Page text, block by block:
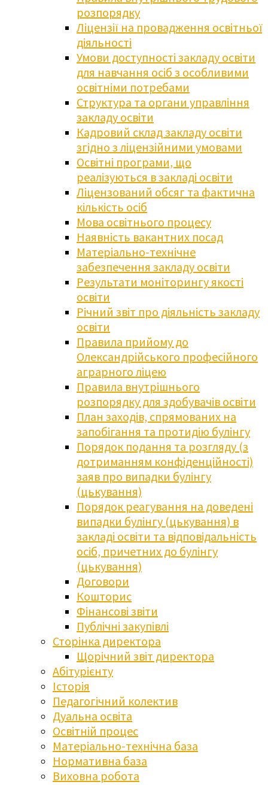
розпорядку
Ліцензії на провадження освітньої
діяльності
Умови доступності закладу освіти
для навчання осіб з особливими
освітніми потребами
Структура та органи управління
закладу освіти
Кадровий склад закладу освіти
згідно з ліцензійними умовами
Освітні програми, що
реалізуються в закладі освіти
Ліцензований обсяг та фактична
кількість осіб
Мова освітнього процесу
Наявність вакантних посад
Матеріально-технічне
забезпечення закладу освіти
Результати моніторингу якості
освіти
Річний звіт про діяльність закладу
освіти
Правила прийому до
Олександрійського професійного
аграрного ліцею
Правила внутрішнього
розпорядку для здобувачів освіти
План заходів, спрямованих на
запобігання та протидію булінгу
Порядок подання та розгляду (з
дотриманням конфіденційності)
заяв про випадки булінгу
(цькування)
Порядок реагування на доведені
випадки булінгу (цькування) в
закладі освіти та відповідальність
осіб, причетних до булінгу
(цькування)
Договори
Кошторис
Фінансові звіти
Публічні закупівлі
Сторінка директора
Щорічний звіт директора
Абітурієнту
Історія
Педагогічний колектив
Дуальна освіта
Освітній процес
Матеріально-технічна база
Нормативна база
Виховна робота